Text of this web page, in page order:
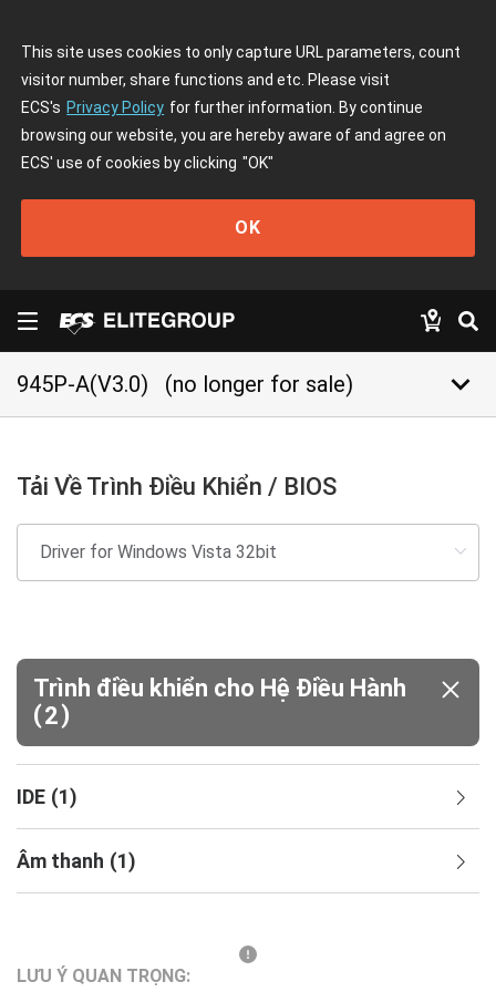
This site uses cookies to only capture URL parameters, count
visitor number, share functions and etc. Please visit
ECS's Privacy Policy for further information. By continue
browsing our website, you are hereby aware of and agree on
ECS' use of cookies by clicking "OK"
OK
945P-A(V3.0) (no longer for sale) keyboard_arrow_down
Tải Về Trình Điều Khiển / BIOS
Trình điều khiển cho Hệ Điều Hành
(2)
IDE (1)
Âm thanh (1)
LƯU Ý QUAN TRỌNG: